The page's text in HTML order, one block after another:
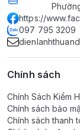
https://
097 795 3209
Chính sách
Chính Sách Kiểm
Chính sách bảo
Chính sách thanh